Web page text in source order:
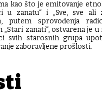
kao što je emitovanje
u zanatu“ i „Sve, sve ali
putem sprovođenja
„Stari zanati“, ostvarena je
svih starosnih grupa
zaboravljene prošlosti.